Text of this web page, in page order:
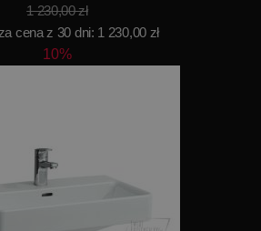
1 230,00 zł
cena z 30 dni: 1 230,00 zł
10%